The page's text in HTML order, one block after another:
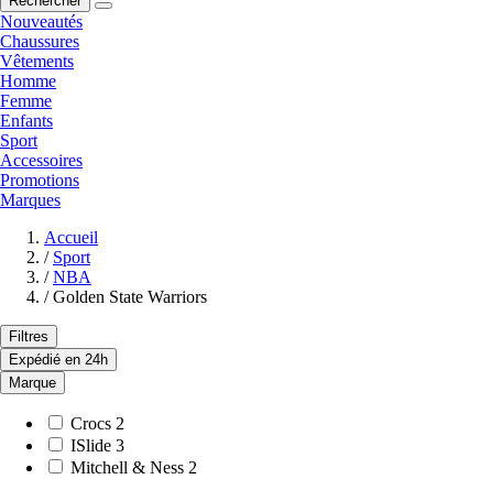
Nouveautés
Chaussures
Vêtements
Homme
Femme
Enfants
Sport
Accessoires
Promotions
Marques
Accueil
/ Sport
/ NBA
/ Golden State Warriors
Filtres
Expédié en 24h
Marque
Crocs 2
ISlide 3
Mitchell & Ness 2